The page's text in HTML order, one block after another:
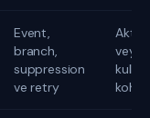
Event,
branch,
suppression
ve retry
veya